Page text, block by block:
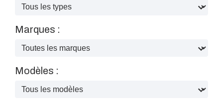
Marques :
Modèles :